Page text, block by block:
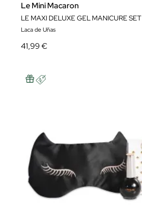
Le Mini Macaron
LE MAXI DELUXE GEL MANICURE SET
Laca de Uñas
41,99 €